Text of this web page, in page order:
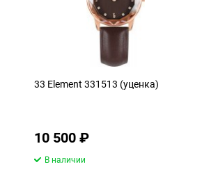
33 Element 331513 (уценка)
10 500₽
В наличии